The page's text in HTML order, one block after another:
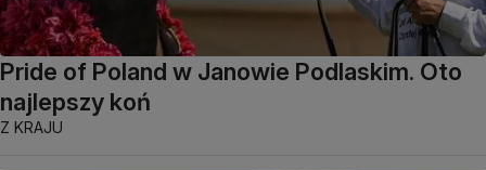
Pride of Poland w Janowie Podlaskim. Oto
najlepszy koń
Z KRAJU